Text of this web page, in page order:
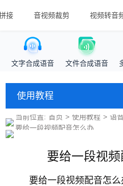
接 音视频裁剪 视频转音
文字合成语音 文件合成语音
使用教程
当前位置: 首页 > 使用教程 > 语
要给一段视频配音怎么办
要给一段视
要给一段视频配音怎